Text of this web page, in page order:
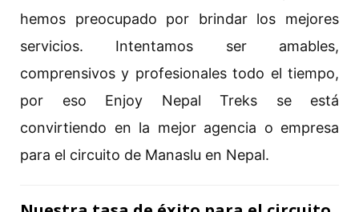
hemos preocupado por brindar los mejores
servicios. Intentamos ser amables,
comprensivos y profesionales todo el tiempo,
por eso Enjoy Nepal Treks se está
convirtiendo en la mejor agencia o empresa
para el circuito de Manaslu en Nepal.